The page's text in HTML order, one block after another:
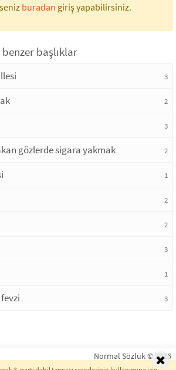
buradan giriş yapabilirsiniz.
başlıklar
3
2
3
gözlerde sigara yakmak 2
1
2
2
3
1
3
Normal Sözlük © 2026